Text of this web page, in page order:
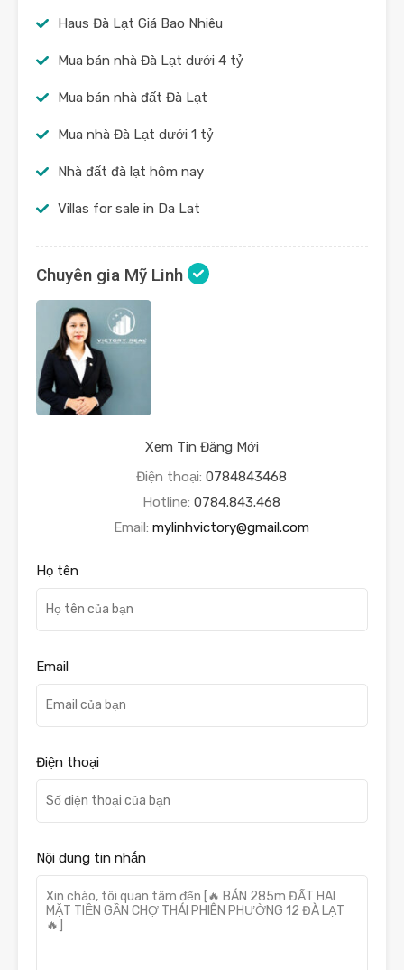
Haus Đà Lạt Giá Bao Nhiêu
Mua bán nhà Đà Lạt dưới 4 tỷ
Mua bán nhà đất Đà Lạt
Mua nhà Đà Lạt dưới 1 tỷ
Nhà đất đà lạt hôm nay
Villas for sale in Da Lat
Chuyên gia Mỹ Linh
Xem Tin Đăng Mới
Điện thoại: 0784843468
Hotline: 0784.843.468
Email: mylinhvictory@gmail.com
Họ tên
Email
Điện thoại
Nội dung tin nhắn